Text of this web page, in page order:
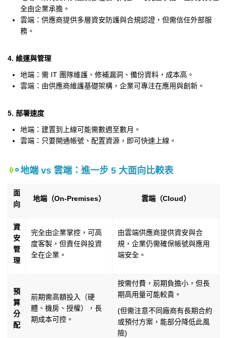
全由企業承擔。
雲端：供應商提供多層資安防護與合規認證，但需信任外部服
務。
4. 維運與管理
地端：需 IT 團隊維護、修補漏洞、備份資料，成本高。
雲端：由供應商維護基礎架構，企業可專注在應用與創新。
5. 部署速度
地端：建置到上線可能需數週至數月。
雲端：只要開通帳號、配置資源，即可快速上線。
地端 vs 雲端：進一步 5 大面向比較表
面
向
地端（On-Premises） 雲端（Cloud）
資
安
管
理
完全由企業掌控，可高
度客製，但責任與投資
全在企業。
由雲端供應商提供資安與合
規，企業仍需確保帳號與應用
端安全。
預
算
分
配
前期需高額投入（硬
體、機房、授權），長
期成本可控。
按需付費，前期負擔小，但長
期高用量可能較貴。
(但需注意不同廠商有長期合約
或預付方案，能部分降低此風
險)